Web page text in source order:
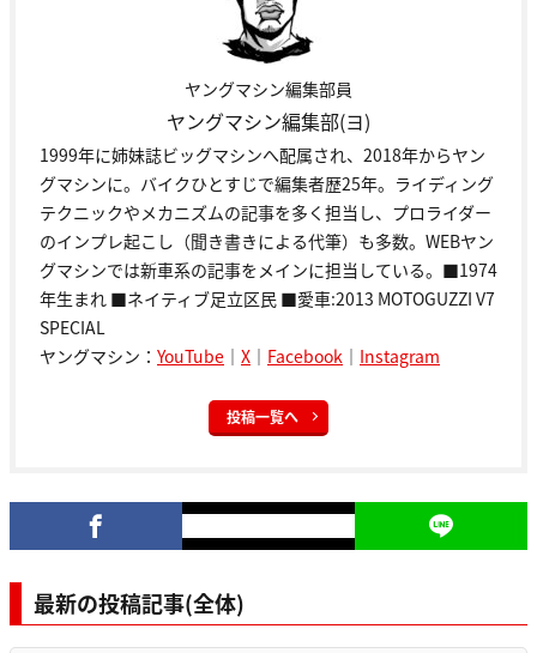
ヤングマシン編集部員
ヤングマシン編集部(ヨ)
1999年に姉妹誌ビッグマシンへ配属され、2018年からヤン
グマシンに。バイクひとすじで編集者歴25年。ライディング
テクニックやメカニズムの記事を多く担当し、プロライダー
のインプレ起こし（聞き書きによる代筆）も多数。WEBヤン
グマシンでは新車系の記事をメインに担当している。■1974
年生まれ ■ネイティブ足立区民 ■愛車:2013 MOTOGUZZI V7
SPECIAL
ヤングマシン： YouTube ｜ X ｜ Facebook ｜ Instagram
投稿一覧へ
最新の投稿記事(全体)